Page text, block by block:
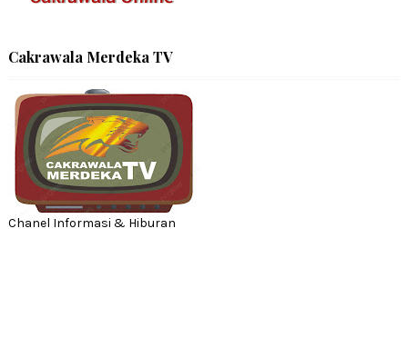
Cakrawala Merdeka TV
Chanel Informasi & Hiburan